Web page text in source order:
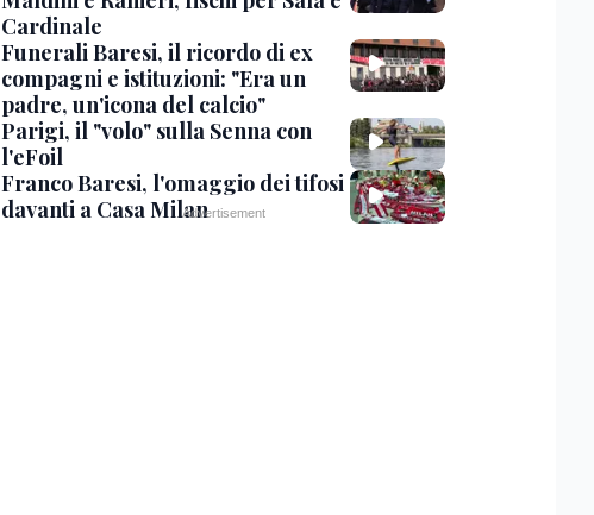
Cardinale
Funerali Baresi, il ricordo di ex
compagni e istituzioni: "Era un
padre, un'icona del calcio"
Parigi, il "volo" sulla Senna con
l'eFoil
Franco Baresi, l'omaggio dei tifosi
davanti a Casa Milan